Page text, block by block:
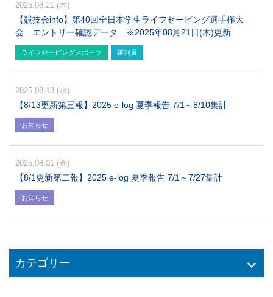
2025.08.21 (木)
ライフセービングスポーツ 審判員
【競技会info】第40回全日本学生ライフセービング選手権大
会 エントリー確認データ ※2025年08月21日(木)更新
2025.08.13 (水)
お知らせ
【8/13更新第三報】2025 e-log 夏季報告 7/1～8/10集計
2025.08.01 (金)
お知らせ
【8/1更新第二報】2025 e-log 夏季報告 7/1～7/27集計
カテゴリー